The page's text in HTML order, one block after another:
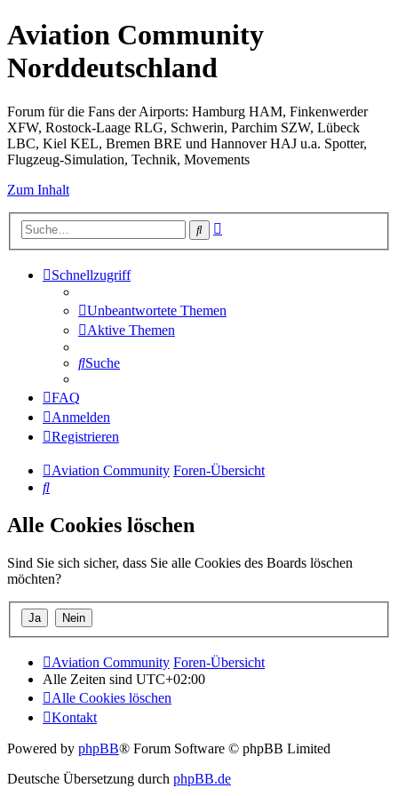
Aviation Community
Norddeutschland
Forum für die Fans der Airports: Hamburg HAM, Finkenwerder
XFW, Rostock-Laage RLG, Schwerin, Parchim SZW, Lübeck
LBC, Kiel KEL, Bremen BRE und Hannover HAJ u.a. Spotter,
Flugzeug-Simulation, Technik, Movements
Zum Inhalt
Suche
Schnellzugriff
Unbeantwortete Themen
Aktive Themen
Suche
FAQ
Anmelden
Registrieren
Aviation Community Foren-Übersicht
Suche
Alle Cookies löschen
Sind Sie sich sicher, dass Sie alle Cookies des Boards löschen
möchten?
Aviation Community Foren-Übersicht
Alle Zeiten sind UTC+02:00
Alle Cookies löschen
Kontakt
Powered by phpBB® Forum Software © phpBB Limited
Deutsche Übersetzung durch phpBB.de